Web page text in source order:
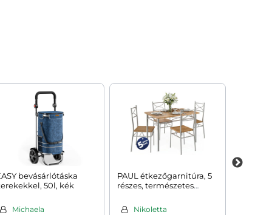
bevásárlótáska
50l, kék
Michaela
PAUL étkezőgarnitúra, 5
részes, természetes
Nikoletta